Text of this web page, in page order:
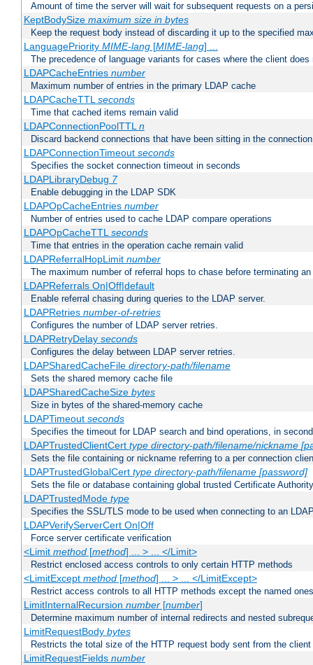
Amount of time the server will wait for subsequent requests on a
KeptBodySize maximum size in bytes
Keep the request body instead of discarding it up to the specified
LanguagePriority MIME-lang[MIME-lang] ...
The precedence of language variants for cases where the client
LDAPCacheEntries number
Maximum number of entries in the primary LDAP cache
LDAPCacheTTLseconds
Time that cached items remain valid
LDAPConnectionPoolTTLn
Discard backend connections that have been sitting in the
LDAPConnectionTimeout seconds
Specifies the socket connection timeout in seconds
LDAPLibraryDebug 7
Enable debugging in the LDAP SDK
LDAPOpCacheEntries number
Number of entries used to cache LDAP compare operations
LDAPOpCacheTTLseconds
Time that entries in the operation cache remain valid
LDAPReferralHopLimit number
The maximum number of referral hops to chase before terminating
LDAPReferrals On|Off|default
Enable referral chasing during queries to the LDAP server.
LDAPRetries number-of-retries
Configures the number of LDAP server retries.
LDAPRetryDelay seconds
Configures the delay between LDAP server retries.
LDAPSharedCacheFile directory-path/filename
Sets the shared memory cache file
LDAPSharedCacheSize bytes
Size in bytes of the shared-memory cache
LDAPTimeout seconds
Specifies the timeout for LDAP search and bind operations, in
LDAPTrustedClientCert type directory-path/filename/nickname
Sets the file containing or nickname referring to a per connection
LDAPTrustedGlobalCert type directory-path/filename [password]
Sets the file or database containing global trusted Certificate
LDAPTrustedMode type
Specifies the SSL/TLS mode to be used when connecting to an
LDAPVerifyServerCert On|Off
Force server certificate verification
<Limit method[method] ... > ... </Limit>
Restrict enclosed access controls to only certain HTTP methods
<LimitExcept method[method] ... > ... </LimitExcept>
Restrict access controls to all HTTP methods except the named ones
LimitInternalRecursion number[number]
Determine maximum number of internal redirects and nested
LimitRequestBody bytes
Restricts the total size of the HTTP request body sent from the client
LimitRequestFields number